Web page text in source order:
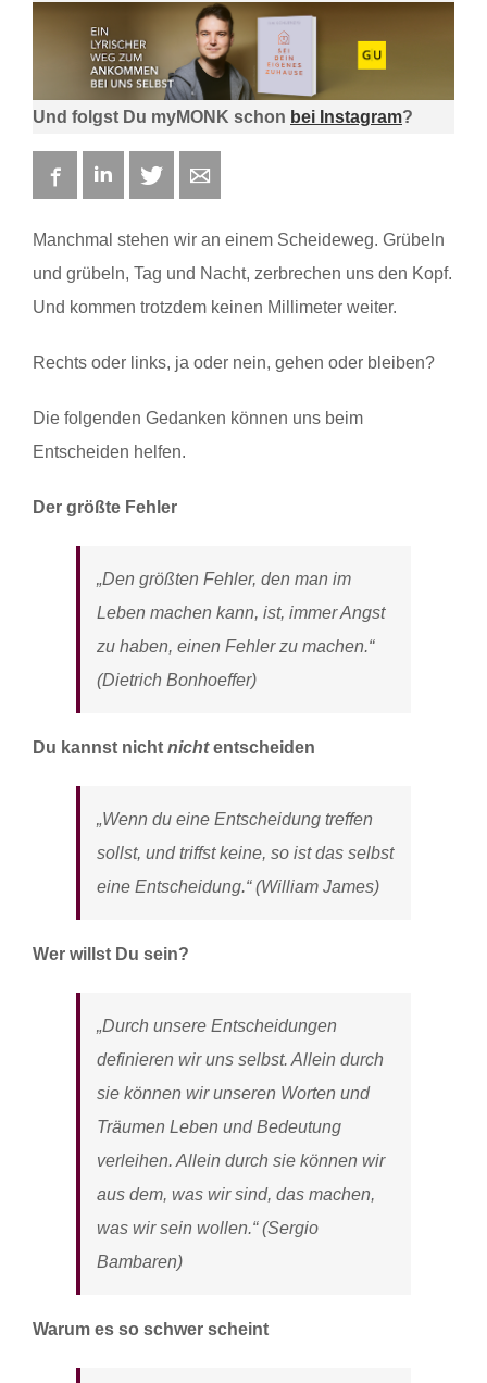
Und folgst Du myMONK schon bei Instagram?
FacebookLinkedIn Twitter
Manchmal stehen wir an einem Scheideweg. Grübeln
und grübeln, Tag und Nacht, zerbrechen uns den Kopf.
Und kommen trotzdem keinen Millimeter weiter.
Rechts oder links, ja oder nein, gehen oder bleiben?
Die folgenden Gedanken können uns beim
Entscheiden helfen.
Der größte Fehler
„Den größten Fehler, den man im
Leben machen kann, ist, immer Angst
zu haben, einen Fehler zu machen.“
(Dietrich Bonhoeffer)
Du kannst nicht nichtentscheiden
„Wenn du eine Entscheidung treffen
sollst, und triffst keine, so ist das selbst
eine Entscheidung.“ (William James)
Wer willst Du sein?
„Durch unsere Entscheidungen
definieren wir uns selbst. Allein durch
sie können wir unseren Worten und
Träumen Leben und Bedeutung
verleihen. Allein durch sie können wir
aus dem, was wir sind, das machen,
was wir sein wollen.“ (Sergio
Bambaren)
Warum es so schwer scheint